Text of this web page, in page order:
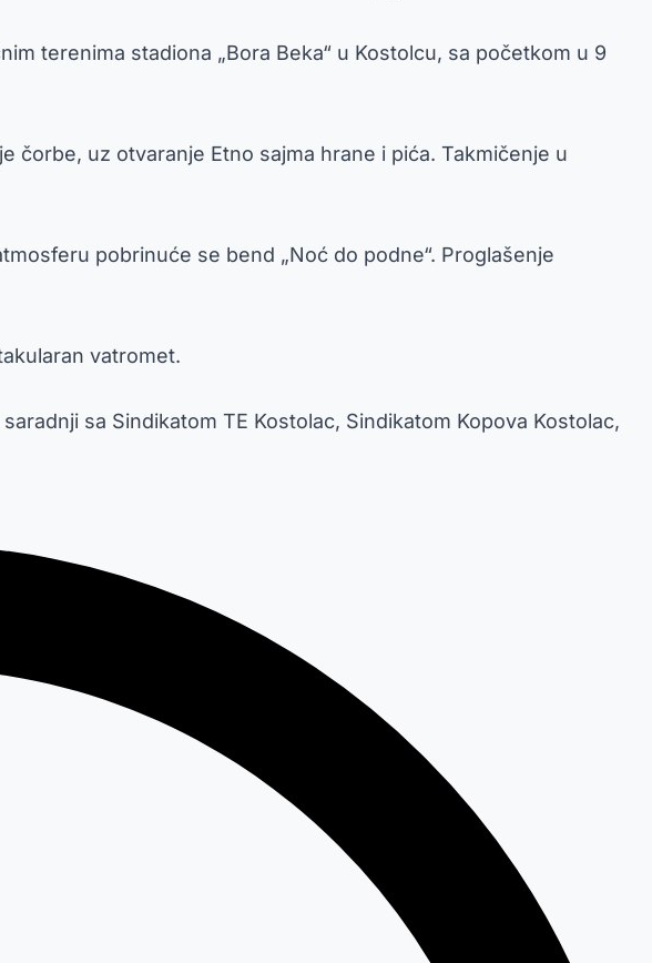
terenima stadiona „Bora Beka“ u Kostolcu, sa početkom u 9
čorbe, uz otvaranje Etno sajma hrane i pića. Takmičenje u
pobrinuće se bend „Noć do podne“. Proglašenje
vatromet.
sa Sindikatom TE Kostolac, Sindikatom Kopova Kostolac,